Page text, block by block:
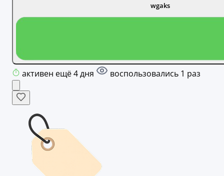
wgaks
активен ещё 4 дня воспользовались 1 раз